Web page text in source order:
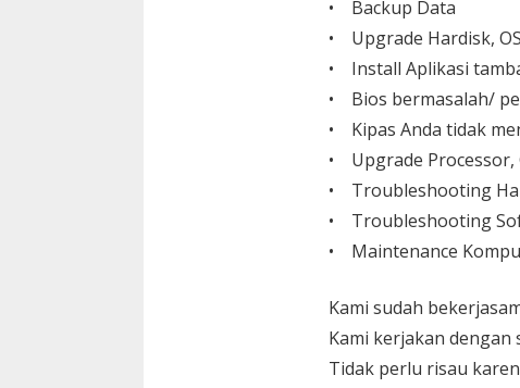
• Backup Data
• Upgrade Hardisk,
• Install Aplikasi
• Bios bermasalah/
• Kipas Anda tidak
• Upgrade Processor,
• Troubleshooting
• Troubleshooting
• Maintenance
Kami sudah
Kami kerjakan dengan
Tidak perlu risau